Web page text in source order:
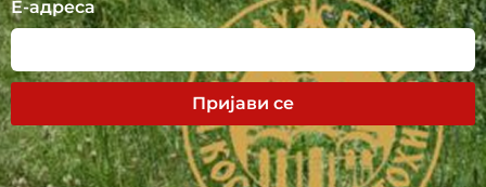
Е-адреса
Пријави се